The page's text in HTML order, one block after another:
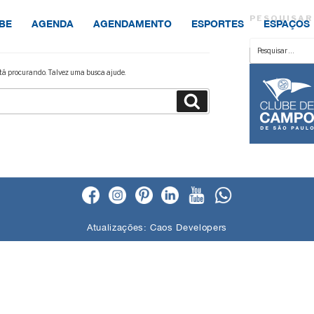
AGENDA AGENDAMENTO ESPORTES ESPAÇOS
procurando. Talvez uma busca ajude.
PESQUISAR
por:
Atualizações:Caos Developers